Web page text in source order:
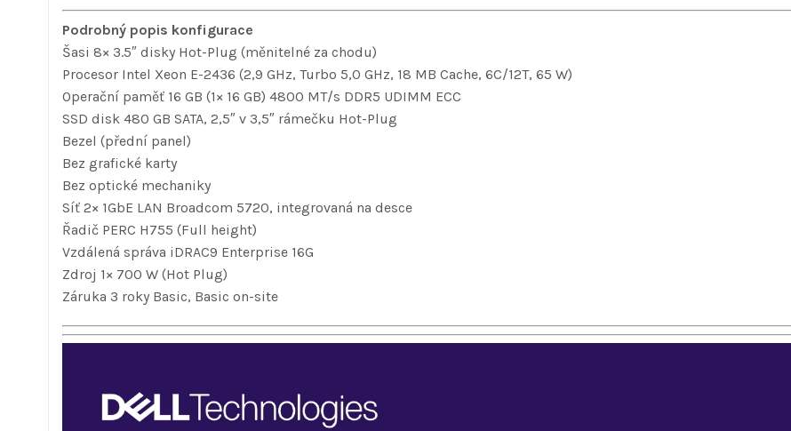
Podrobný popis konfigurace
Šasi 8× 3.5″ disky Hot-Plug (měnitelné za chodu)
Procesor Intel Xeon E-2436 (2,9 GHz, Turbo 5,0 GHz, 18 MB Cache, 6C/12T, 65 W)
Operační paměť 16 GB (1× 16 GB) 4800 MT/s DDR5 UDIMM ECC
SSD disk 480 GB SATA, 2,5″ v 3,5″ rámečku Hot-Plug
Bezel (přední panel)
Bez grafické karty
Bez optické mechaniky
Síť 2× 1GbE LAN Broadcom 5720, integrovaná na desce
Řadič PERC H755 (Full height)
Vzdálená správa iDRAC9 Enterprise 16G
Zdroj 1× 700 W (Hot Plug)
Záruka 3 roky Basic, Basic on-site